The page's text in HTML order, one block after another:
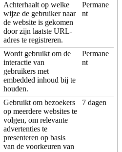
Achterhaalt op welke
wijze de gebruiker naar
de website is gekomen
door zijn laatste URL-
adres te registreren.
Permane
nt
Wordt gebruikt om de
interactie van
gebruikers met
embedded inhoud bij te
houden.
Permane
nt
Gebruikt om bezoekers
op meerdere websites te
volgen, om relevante
advertenties te
presenteren op basis
van de voorkeuren van
7 dagen